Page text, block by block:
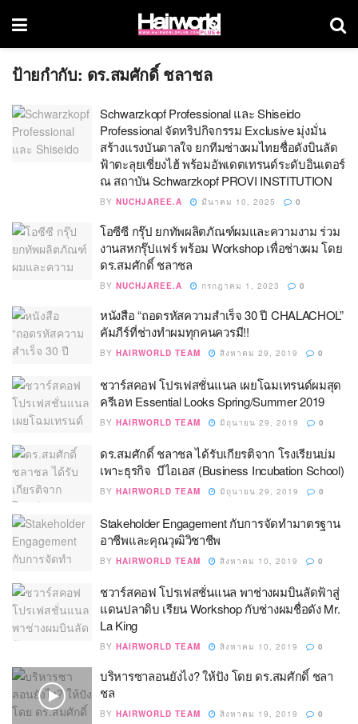
ป้ายกำกับ: ดร.สมศักดิ์ ชลาชล
Schwarzkopf Professional และ Shiseido
Professional จัดทริปกิจกรรม Exclusive มุ่งมั่น
สร้างแรงบันดาลใจ ยกทีมช่างผมไทยชื่อดังบินลัด
ฟ้าตะลุยเซี่ยงไฮ้ พร้อมอัพเดตเทรนด์ระดับอินเตอร์
ณ สถาบัน Schwarzkopf PROVI INSTITUTION
BY NUCHJAREE.A มีนาคม 10, 2025 0
โอซีซี กรุ๊ป ยกทัพผลิตภัณฑ์ผมและความงาม ร่วม
งานสหกรุ๊ปแฟร์ พร้อม Workshop เพื่อช่างผม โดย
ดร.สมศักดิ์ ชลาชล
BY NUCHJAREE.A กรกฎาคม 1, 2023 0
หนังสือ “ถอดรหัสความสำเร็จ 30 ปี CHALACHOL”
คัมภีร์ที่ช่างทำผมทุกคนควรมี!!
BY HAIRWORLD TEAM สิงหาคม 29, 2019 0
ชวาร์สคอฟ โปรเฟสชั่นแนล เผยโฉมเทรนด์ผมสุด
ครีเอท Essential Looks Spring/Summer 2019
BY HAIRWORLD TEAM มิถุนายน 29, 2019 0
ดร.สมศักดิ์ ชลาชล ได้รับเกียรติจาก โรงเรียนบ่ม
เพาะธุรกิจ บีไอเอส (Business Incubation School)
BY HAIRWORLD TEAM มิถุนายน 29, 2019 0
Stakeholder Engagement กับการจัดทำมาตรฐาน
อาชีพและคุณวุฒิวิชาชีพ
BY HAIRWORLD TEAM สิงหาคม 10, 2019 0
ชวาร์สคอฟ โปรเฟสชั่นแนล พาช่างผมบินลัดฟ้าสู่
แดนปลาดิบ เรียน Workshop กับช่างผมชื่อดัง Mr.
La King
BY HAIRWORLD TEAM สิงหาคม 10, 2019 0
บริหารซาลอนยังไง? ให้ปัง โดย ดร.สมศักดิ์ ชลา
ชล
BY HAIRWORLD TEAM สิงหาคม 19, 2019 0